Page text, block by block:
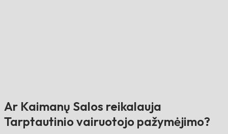
Ar Kaimanų Salos reikalauja
Tarptautinio vairuotojo pažymėjimo?